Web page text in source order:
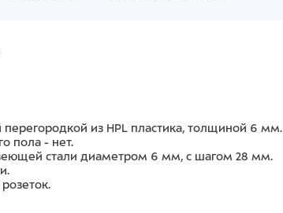
из HPL пластика, толщиной 6 мм.
пола - нет.
стали диаметром 6 мм, с шагом 28 мм.